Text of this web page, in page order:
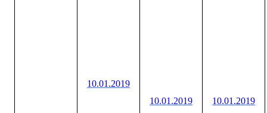
10.01.2019
10.01.2019 10.01.2019